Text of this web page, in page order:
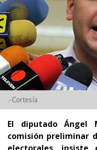
.-Cortesía
El diputado Ángel
comisión preliminar